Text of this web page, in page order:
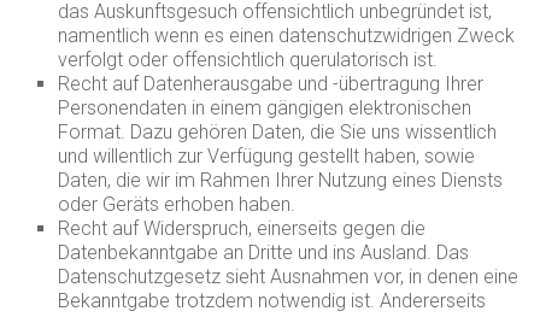
das Auskunftsgesuch offensichtlich unbegründet ist,
namentlich wenn es einen datenschutzwidrigen Zweck
verfolgt oder offensichtlich querulatorisch ist.
Recht auf Datenherausgabe und -übertragung Ihrer
Personendaten in einem gängigen elektronischen
Format. Dazu gehören Daten, die Sie uns wissentlich
und willentlich zur Verfügung gestellt haben, sowie
Daten, die wir im Rahmen Ihrer Nutzung eines Diensts
oder Geräts erhoben haben.
Recht auf Widerspruch, einerseits gegen die
Datenbekanntgabe an Dritte und ins Ausland. Das
Datenschutzgesetz sieht Ausnahmen vor, in denen eine
Bekanntgabe trotzdem notwendig ist. Andererseits